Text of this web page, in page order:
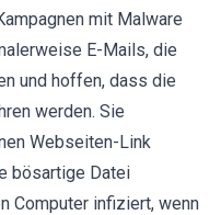
mit Malware
E-Mails, die
und hoffen, dass die
werden. Sie
Webseiten-Link
bösartige Datei
Computer infiziert, wenn